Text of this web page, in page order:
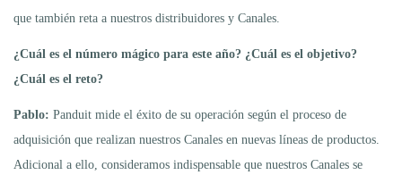
que también reta a nuestros distribuidores y Canales.
¿Cuál es el número mágico para este año? ¿Cuál es el objetivo?
¿Cuál es el reto?
Pablo: Panduit mide el éxito de su operación según el proceso de
adquisición que realizan nuestros Canales en nuevas líneas de productos.
Adicional a ello, consideramos indispensable que nuestros Canales se